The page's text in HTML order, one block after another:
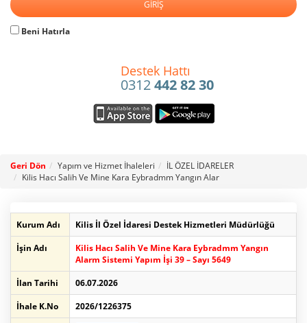
Beni Hatırla
Destek Hattı
0312442 82 30
Geri Dön Yapım ve Hizmet İhaleleri
İL ÖZEL İDARELER
Kilis Hacı Salih Ve Mine Kara Eybradmm Yangın Alar
Kurum Adı
Kilis İl Özel İdaresi Destek Hizmetleri Müdürlüğü
İşin Adı
Kilis Hacı Salih Ve Mine Kara Eybradmm Yangın
Alarm Sistemi Yapım İşi 39 – Sayı 5649
İlan Tarihi
06.07.2026
İhale K.No
2026/1226375